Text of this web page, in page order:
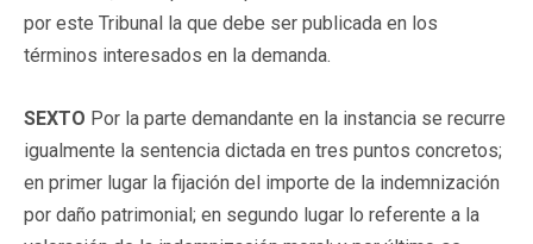
por este Tribunal la que debe ser publicada en los
términos interesados en la demanda.
SEXTO Por la parte demandante en la instancia se recurre
igualmente la sentencia dictada en tres puntos concretos;
en primer lugar la fijación del importe de la indemnización
por daño patrimonial; en segundo lugar lo referente a la